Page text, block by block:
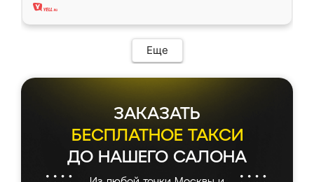
Еще
ЗАКАЗАТЬ
БЕСПЛАТНОЕ ТАКСИ
ДО НАШЕГО САЛОНА